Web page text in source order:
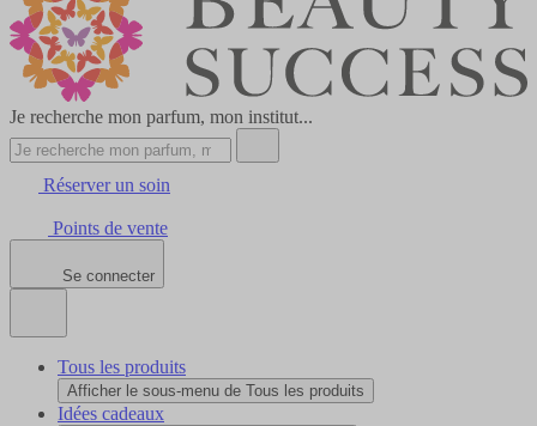
Je recherche mon parfum, mon institut...
Réserver un soin
Points de vente
Se connecter
Tous les produits
Afficher le sous-menu de Tous les produits
Idées cadeaux